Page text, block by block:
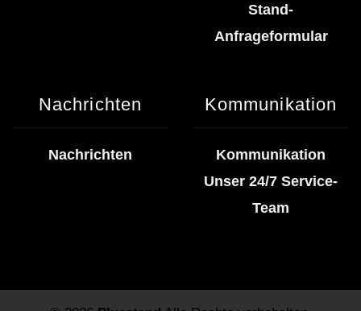
Stand-
Anfrageformular
Nachrichten
Nachrichten
Kommunikation
Kommunikation
Unser 24/7 Service-
Team